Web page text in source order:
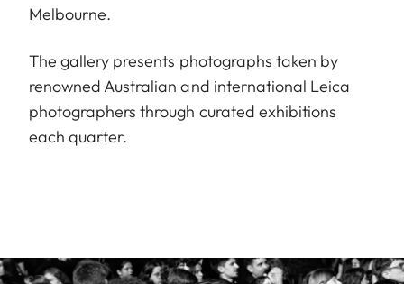
Melbourne.
The gallery presents photographs taken by
renowned Australian and international Leica
photographers through curated exhibitions
each quarter.